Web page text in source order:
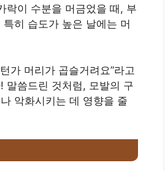
락이 수분을 머금었을 때, 부
히 습도가 높은 날에는 머
가 머리가 곱슬거려요”라고
말씀드린 것처럼, 모발의 구
악화시키는 데 영향을 줄